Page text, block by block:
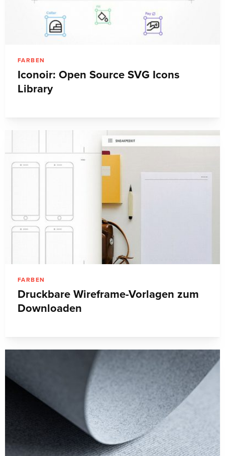
FARBEN
Iconoir: Open Source SVG Icons
Library
FARBEN
Druckbare Wireframe-Vorlagen zum
Downloaden